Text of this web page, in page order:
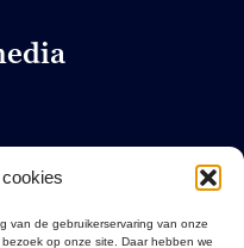
van de gebruikerservaring van onze
op onze site. Daar hebben we